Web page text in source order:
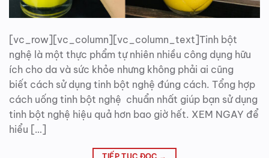
[vc_row][vc_column][vc_column_text]Tinh bột
nghệ là một thực phẩm tự nhiên nhiều công dụng hữu
ích cho da và sức khỏe nhưng không phải ai cũng
biết cách sử dụng tinh bột nghệ đúng cách. Tổng hợp
cách uống tinh bột nghệ chuẩn nhất giúp bạn sử dụng
tinh bột nghệ hiệu quả hơn bao giờ hết. XEM NGAY để
hiểu […]